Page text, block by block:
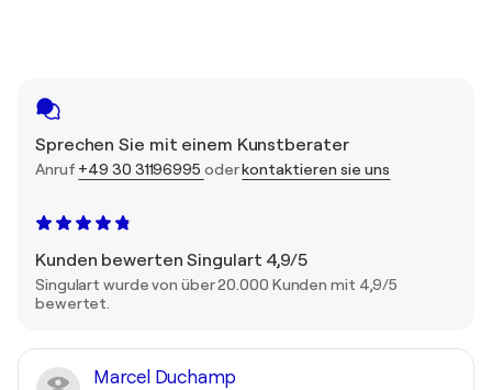
Sprechen Sie mit einem Kunstberater
Anruf +49 30 31196995 oderkontaktieren sie uns
Kunden bewerten Singulart 4,9/5
Singulart wurde von über 20.000 Kunden mit 4,9/5
bewertet.
Marcel Duchamp